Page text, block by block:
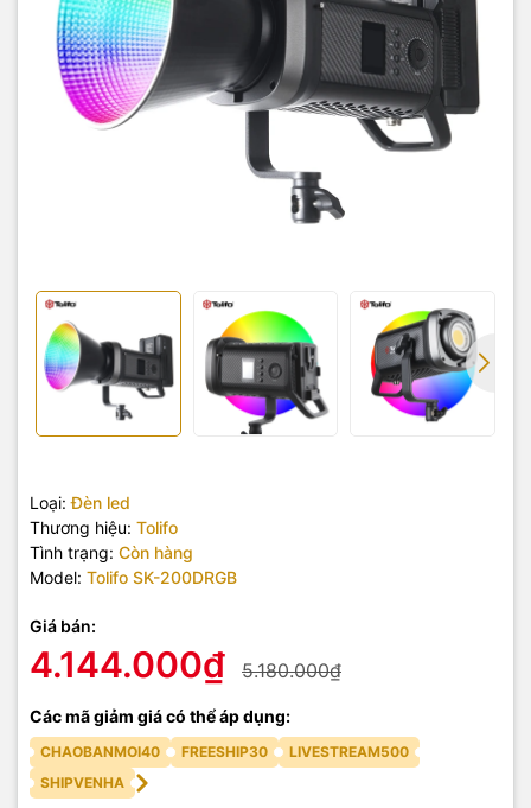
Loại: Đèn led
Thương hiệu: Tolifo
Tình trạng: Còn hàng
Model: Tolifo SK-200DRGB
Giá bán:
4.144.000₫ 5.180.000₫
Các mã giảm giá có thể áp dụng:
CHAOBANMOI40 FREESHIP30
LIVESTREAM500
SHIPVENHA